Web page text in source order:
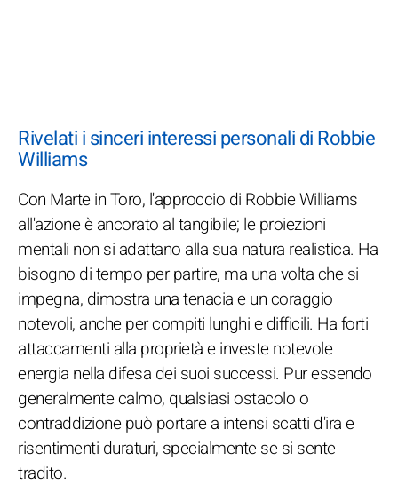
Rivelati i sinceri interessi personali di Robbie
Williams
Con Marte in Toro, l'approccio di Robbie Williams
all'azione è ancorato al tangibile; le proiezioni
mentali non si adattano alla sua natura realistica. Ha
bisogno di tempo per partire, ma una volta che si
impegna, dimostra una tenacia e un coraggio
notevoli, anche per compiti lunghi e difficili. Ha forti
attaccamenti alla proprietà e investe notevole
energia nella difesa dei suoi successi. Pur essendo
generalmente calmo, qualsiasi ostacolo o
contraddizione può portare a intensi scatti d'ira e
risentimenti duraturi, specialmente se si sente
tradito.